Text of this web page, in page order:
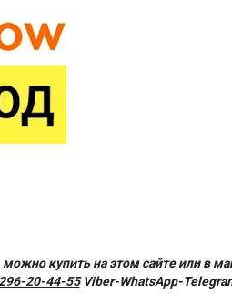
купить на этом сайте илив
20-44-55Viber-WhatsApp-